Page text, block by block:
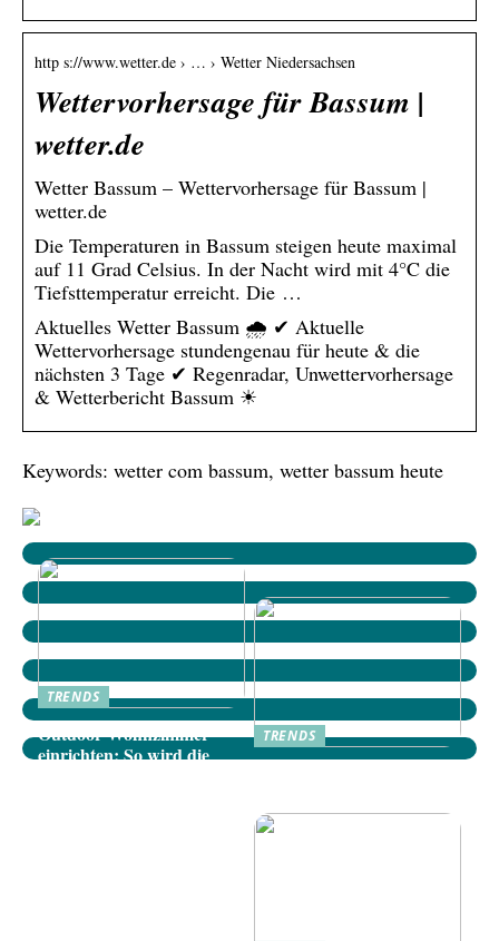
http s://www.wetter.de › … › Wetter Niedersachsen
Wettervorhersage für Bassum |
wetter.de
Wetter Bassum – Wettervorhersage für Bassum |
wetter.de
Die Temperaturen in Bassum steigen heute maximal
auf 11 Grad Celsius. In der Nacht wird mit 4°C die
Tiefsttemperatur erreicht. Die …
Aktuelles Wetter Bassum 🌧️ ✔ Aktuelle
Wettervorhersage stundengenau für heute & die
nächsten 3 Tage ✔ Regenradar, Unwettervorhersage
& Wetterbericht Bassum ☀
Keywords: wetter com bassum, wetter bassum heute
TRENDS
Outdoor-Wohnzimmer
einrichten: So wird die
TRENDS